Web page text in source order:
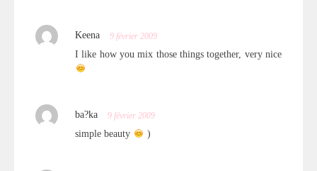
Keena 9 février 2009
I like how you mix those things together, very nice
ba?ka 9 février 2009
simple beauty )